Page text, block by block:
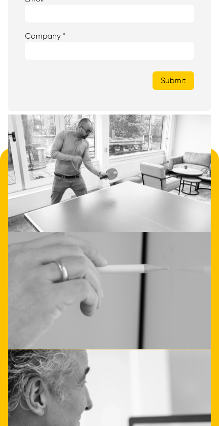
• Nieuwsgierig geworden?
Data- en
applicatieintegratie hoeft
niet ingewikkeld te zijn.
Laat je direct adviseren